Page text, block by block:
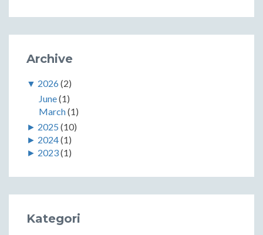
Archive
▼ 2026(2)
June(1)
March(1)
► 2025 (10)
► 2024(1)
► 2023(1)
Kategori